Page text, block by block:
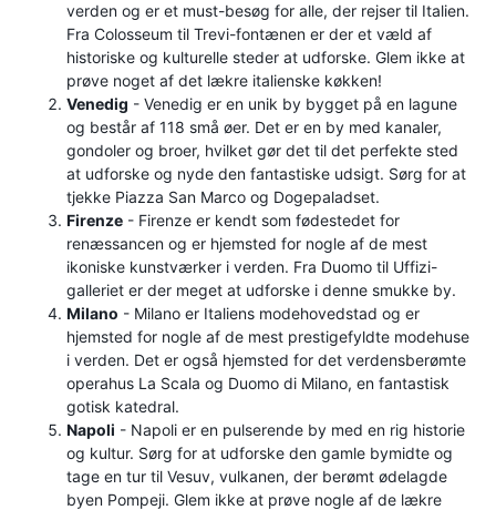
verden og er et must-besøg for alle, der rejser til Italien.
Fra Colosseum til Trevi-fontænen er der et væld af
historiske og kulturelle steder at udforske. Glem ikke at
prøve noget af det lækre italienske køkken!
Venedig - Venedig er en unik by bygget på en lagune
og består af 118 små øer. Det er en by med kanaler,
gondoler og broer, hvilket gør det til det perfekte sted
at udforske og nyde den fantastiske udsigt. Sørg for at
tjekke Piazza San Marco og Dogepaladset.
Firenze - Firenze er kendt som fødestedet for
renæssancen og er hjemsted for nogle af de mest
ikoniske kunstværker i verden. Fra Duomo til Uffizi-
galleriet er der meget at udforske i denne smukke by.
Milano - Milano er Italiens modehovedstad og er
hjemsted for nogle af de mest prestigefyldte modehuse
i verden. Det er også hjemsted for det verdensberømte
operahus La Scala og Duomo di Milano, en fantastisk
gotisk katedral.
Napoli - Napoli er en pulserende by med en rig historie
og kultur. Sørg for at udforske den gamle bymidte og
tage en tur til Vesuv, vulkanen, der berømt ødelagde
byen Pompeji. Glem ikke at prøve nogle af de lækre